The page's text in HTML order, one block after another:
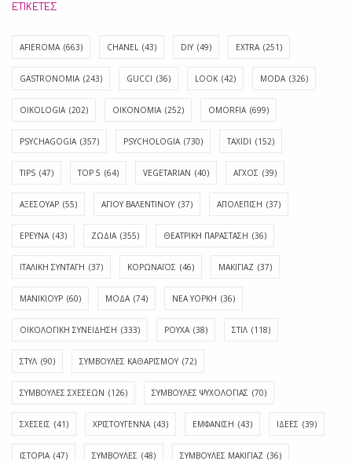
ΕΤΙΚΈΤΕΣ
AFIEROMA (663) CHANEL (43) DIY (49) EXTRA (251)
GASTRONOMIA (243) GUCCI (36) LOOK (42) MODA (326)
OIKOLOGIA (202) OIKONOMIA (252) OMORFIA (699)
PSYCHAGOGIA (357) PSYCHOLOGIA (730) TAXIDI (152)
TIPS (47) TOP 5 (64) VEGETARIAN (40) ΑΓΧΟΣ (39)
ΑΞΕΣΟΥΑΡ (55) ΑΓΊΟΥ ΒΑΛΕΝΤΊΝΟΥ (37) ΑΠΟΛΈΠΙΣΗ (37)
ΕΡΕΥΝΑ (43) ΖΩΔΙΑ (355) ΘΕΑΤΡΙΚΗ ΠΑΡΑΣΤΑΣΗ (36)
ΙΤΑΛΙΚΗ ΣΥΝΤΑΓΗ (37) ΚΟΡΩΝΑΪΟΣ (46) ΜΑΚΙΓΙΑΖ (37)
ΜΑΝΙΚΙΟΥΡ (60) ΜΟΔΑ (74) ΝΕΑ ΥΟΡΚΗ (36)
ΟΙΚΟΛΟΓΙΚΗ ΣΥΝΕΙΔΗΣΗ (333) ΡΟΥΧΑ (38) ΣΤΙΛ (118)
ΣΤΥΛ (90) ΣΥΜΒΟΥΛΕΣ ΚΑΘΑΡΙΣΜΟΥ (72)
ΣΥΜΒΟΥΛΕΣ ΣΧΕΣΕΩΝ (126) ΣΥΜΒΟΥΛΕΣ ΨΥΧΟΛΟΓΙΑΣ (70)
ΣΧΕΣΕΙΣ (41) ΧΡΙΣΤΟΥΓΕΝΝΑ (43) ΕΜΦΆΝΙΣΗ (43) ΙΔΈΕΣ (39)
ΙΣΤΟΡΊΑ (47) ΣΥΜΒΟΥΛΈΣ (48) ΣΥΜΒΟΥΛΈΣ ΜΑΚΙΓΙΆΖ (36)